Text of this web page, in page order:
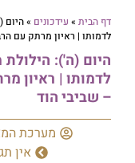
דף הבית » עידכונים »היום
לדמותו | ראיון מרתק עם
היום (ה'): הילולת
לדמותו | ראיון
– שביבי הוד
מערכת
אין